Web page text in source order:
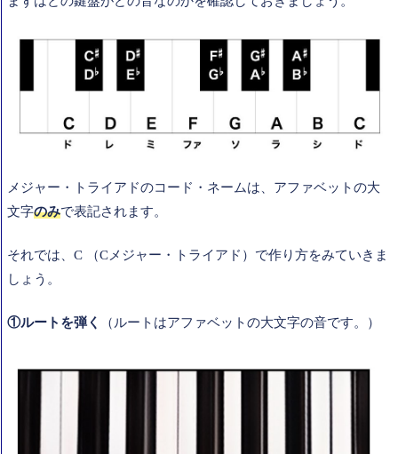
メジャー・トライアドのコード・ネームは、アファベットの大
文字のみで表記されます。
それでは、C （Cメジャー・トライアド）で作り方をみていきま
しょう。
①ルートを弾く （ルートはアファベットの大文字の音です。）